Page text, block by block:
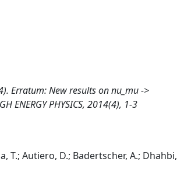
Erratum: New results on nu_mu ->
ENERGY PHYSICS, 2014(4), 1-3
T.; Autiero, D.; Badertscher, A.; Dhahbi,